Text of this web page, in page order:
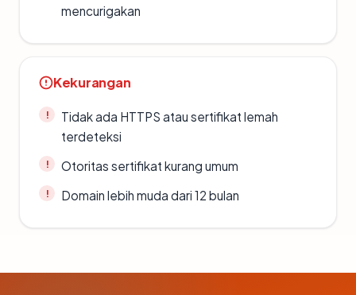
mencurigakan
Kekurangan
Tidak ada HTTPS atau sertifikat lemah
terdeteksi
Otoritas sertifikat kurang umum
Domain lebih muda dari 12 bulan